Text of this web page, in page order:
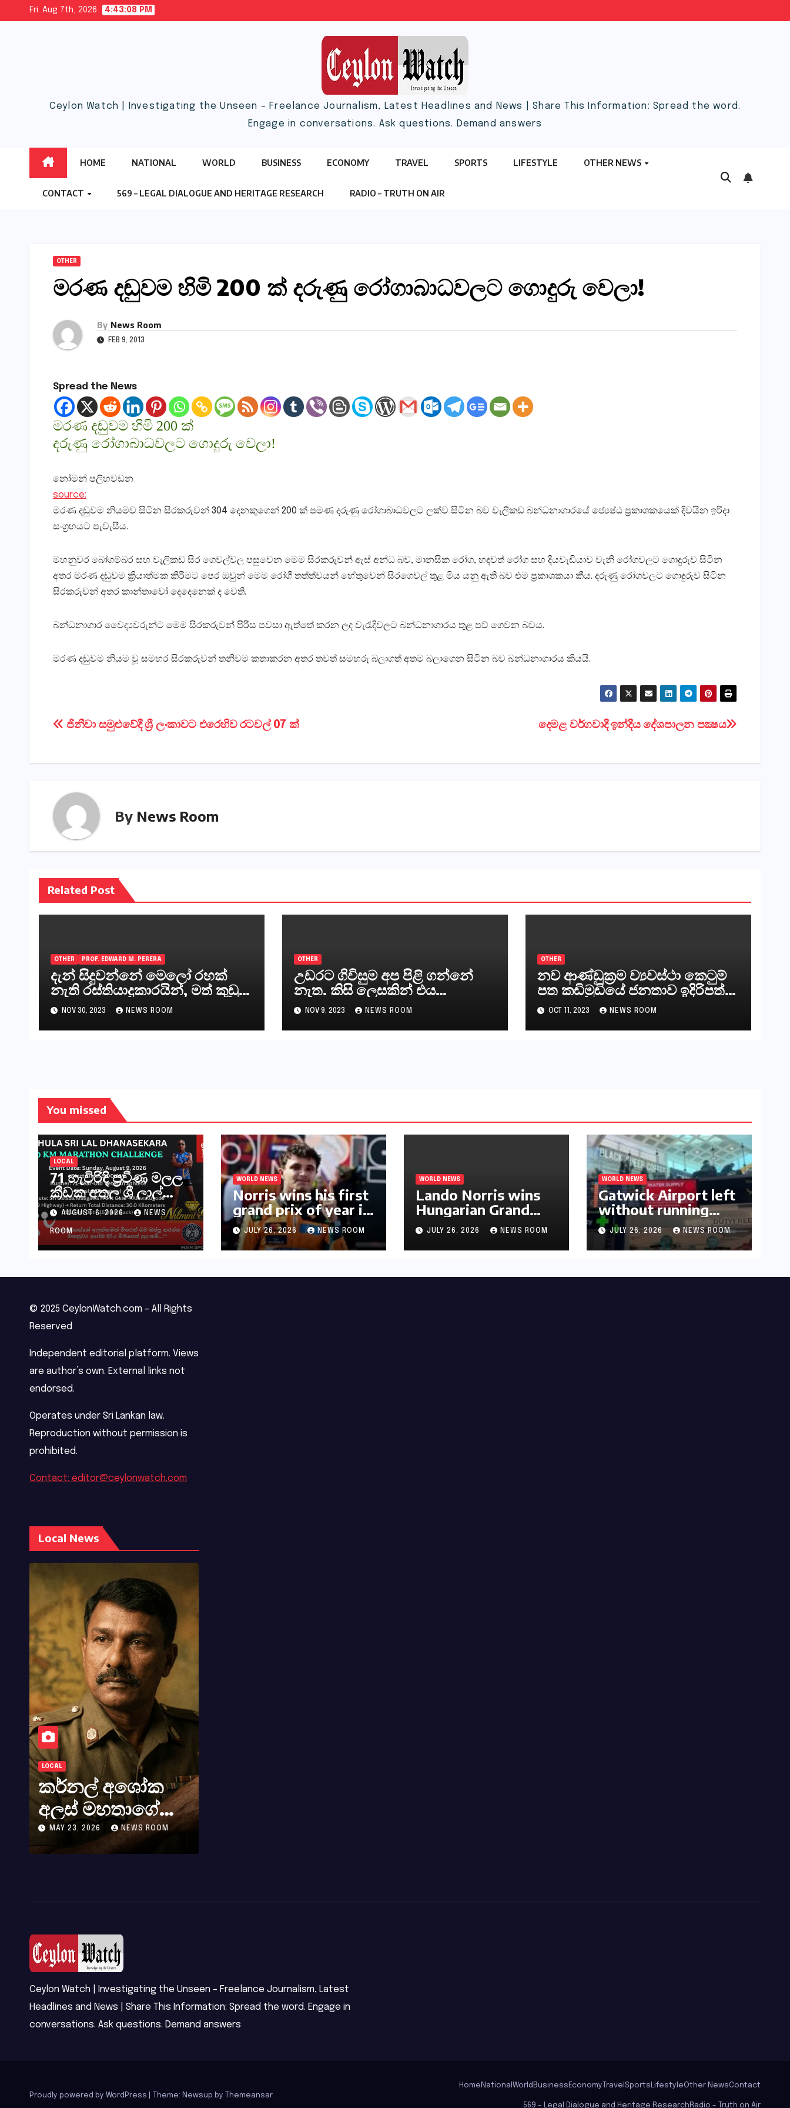
Fri. Aug 7th, 2026 4:43:09 PM
Ceylon Watch | Investigating the Unseen – Freelance Journalism, Latest Headlines and News | Share This Information: Spread the word.
Engage in conversations. Ask questions. Demand answers
HOME NATIONAL WORLD BUSINESS ECONOMY TRAVEL SPORTS LIFESTYLE OTHER NEWS
CONTACT 569 – LEGAL DIALOGUE AND HERITAGE RESEARCH RADIO – TRUTH ON AIR
OTHER
මරණ දඬුවම හිමි 200 ක්‌ දරුණු රෝගාබාධවලට ගොදුරු වෙලා!
By News Room
FEB 9, 2013
Spread the News
මරණ දඬුවම හිමි 200 ක්‌
දරුණු රෝගාබාධවලට ගොදුරු වෙලා!
නෝමන් පලිහවඩන
source:
මරණ දඬුවම නියමව සිටින සිරකරුවන් 304 දෙනකුගෙන් 200 ක්‌ පමණ දරුණු රෝගාබාධවලට ලක්‌ව සිටින බව වැලිකඩ බන්ධනාගාරයේ ජ්‍යෙෂ්ඨ ප්‍රකාශකයෙක්‌ දිවයින ඉරිදා
සංග්‍රහයට පැවැසීය.
මහනුවර බෝගම්බර සහ වැලිකඩ සිර ගෙවල්වල පසුවෙන මෙම සිරකරුවන් ඇස්‌ අන්ධ බව, මානසික රෝග, හදවත් රෝග සහ දියවැඩියාව වැනි රෝගවලට ගොදුරුව සිටින
අතර මරණ දඬුවම ක්‍රියාත්මක කිරීමට පෙර ඔවුන් මෙම රෝගී තත්ත්වයන් හේතුවෙන් සිරගෙවල් තුළ මිය යනු ඇති බව එම ප්‍රකාශකයා කීය. දරුණු රෝගවලට ගොදුරුව සිටින
සිරකරුවන් අතර කාන්තාවෝ දෙදෙනෙක්‌ ද වෙති.
බන්ධනාගාර වෛද්‍යවරුන්ට මෙම සිරකරුවන් පිරිස පවසා ඇත්තේ කරන ලද වැරැදිවලට බන්ධනාගාරය තුළ පව් ගෙවන බවය.
මරණ දඬුවම නියම වූ සමහර සිරකරුවන් තනිවම කතාකරන අතර තවත් සමහරු බලාගත් අතම බලාගෙන සිටින බව බන්ධනාගාරය කියයි.
Post
දෙමළ වර්ගවාදී ඉන්දීය දේශපාලන පක්‍ෂය
ජිනීවා සමුළුවේදී ශ්‍රී ලංකාවට එරෙහිව රටවල් 07 ක්‌
By News Room
Related Post
OTHER PROF. EDWARD M. PERERA
දැන් සිදුවන්නේ මෙලෝ රහක්
නැති රස්තියාදුකාරයින්, මත් කුඩු
ගෙන්වන්නන් සහ අලෙවි
කරන්නන්,කැලෑපාළුවන්, මහජන
නියෝජිතයින්
NOV 30, 2023 NEWS ROOM
OTHER
උඩරට ගිවිසුම අප පිළි ගන්නේ
නැත. කිසි ලෙසකින් එය
නීත්‍යානුකූල ලියවිල්ලක් නො වේ.
සිංහල ප්‍රතිපත්ති කේන්ද්‍රයෙන්
ජනාධිපති දැන් වූ ලිපියෙන්
NOV 9, 2023 NEWS ROOM
OTHER
නව ආණ්ඩුක්‍රම ව්‍යවස්ථා කෙටුම්
පත කඩිමුඩියේ ජනතාව ඉදිරිපත්
කරන්නේ?
OCT 11, 2023 NEWS ROOM
You missed
LOCAL
71 හැවිරිදි ප්‍රවීණ මලල
ක්‍රීඩක අතුල ශ්‍රී ලාල්
මහතා කිලෝමීටර් 30ක
විශේෂ මැරතන් ධාවන
අභියෝගයකට
සැරසෙයි
AUGUST 6, 2026 NEWS
ROOM
WORLD NEWS
Norris wins his first
grand prix of year in
Hungary​​
JULY 26, 2026 NEWS ROOM
WORLD NEWS
Lando Norris wins
Hungarian Grand
Prix for first F1
triumph in 2026​​
JULY 26, 2026 NEWS ROOM
WORLD NEWS
Gatwick Airport left
without running
water after major
outage​​
JULY 26, 2026 NEWS ROOM
© 2025 CeylonWatch.com – All Rights
Reserved
Independent editorial platform. Views
are author’s own. External links not
endorsed.
Operates under Sri Lankan law.
Reproduction without permission is
prohibited.
Contact: editor@ceylonwatch.com
Local News
LOCAL
කර්නල් අශෝක
අලස් මහතාගේ
අභාවය අප රටට
සිදුවූ විශාල
MAY 23, 2026 NEWS ROOM
Ceylon Watch | Investigating the Unseen – Freelance Journalism, Latest
Headlines and News | Share This Information: Spread the word. Engage in
conversations. Ask questions. Demand answers
Proudly powered by WordPress Theme: Newsup by Themeansar.
Home National World Business Economy Travel Sports LifestyleOther NewsContact
569 – Legal Dialogue and Heritage Research Radio – Truth on Air